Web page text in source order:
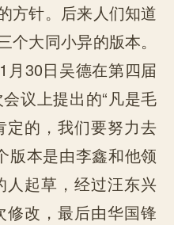
方针。后来人们知道
个大同小异的版本。
月30日吴德在第四届
议上提出的“凡是毛
的，我们要努力去
版本是由李鑫和他领
起草，经过汪东兴
改，最后由华国锋